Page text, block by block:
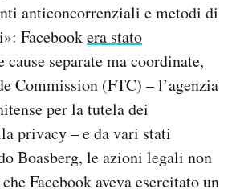
anticoncorrenziali e metodi di
Facebookera stato
cause separate ma coordinate,
Commission (FTC) – l’agenzia
per la tutela dei
privacy – e da vari stati
Boasberg, le azioni legali non
Facebook aveva esercitato un